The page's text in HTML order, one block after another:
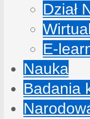
Dział
E-
Nauka
Badania